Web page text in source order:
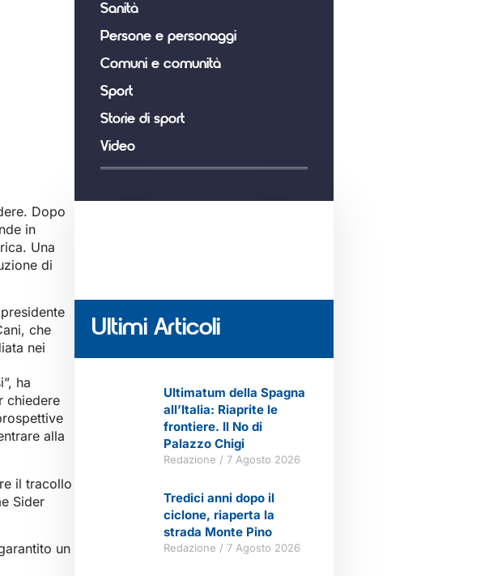
Dopo
in
Una
di
che
nei
ha
chiedere
alla
il tracollo
Sider
un
Sanità
Persone e personaggi
Comuni e comunità
Sport
Storie di sport
Video
Ultimi Articoli
Ultimatum della Spagna
all’Italia: Riaprite le
frontiere. Il No di
Palazzo Chigi
Redazione 7 Agosto 2026
Tredici anni dopo il
ciclone, riaperta la
strada Monte Pino
Redazione 7 Agosto 2026